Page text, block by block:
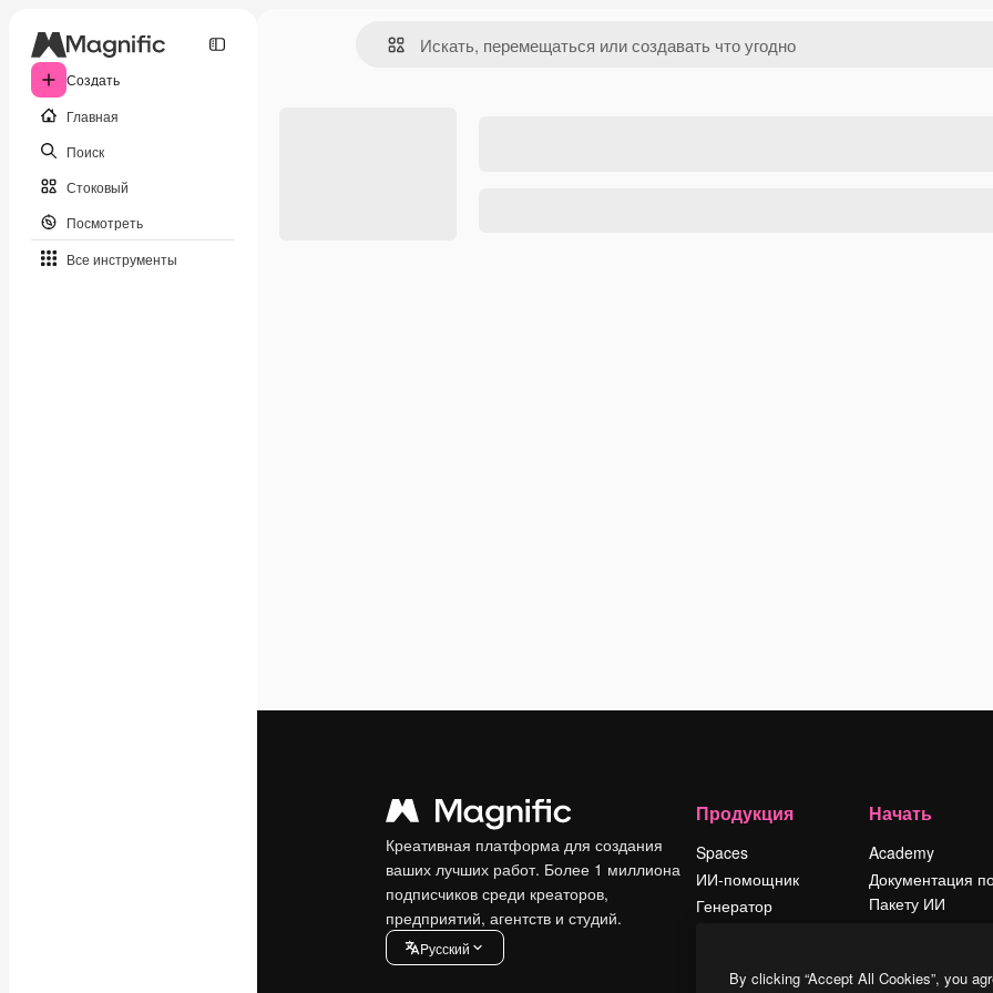
Создать
Главная
Поиск
Стоковый
Посмотреть
Все инструменты
Креативная платформа для создания
ваших лучших работ. Более 1 миллиона
подписчиков среди креаторов,
предприятий, агентств и студий.
Pусский
Продукция
Spaces
ИИ-помощник
Генератор
Начать
Academy
Документация
Пакету ИИ
Условия и
By clicking “Accept All Cookies”, you